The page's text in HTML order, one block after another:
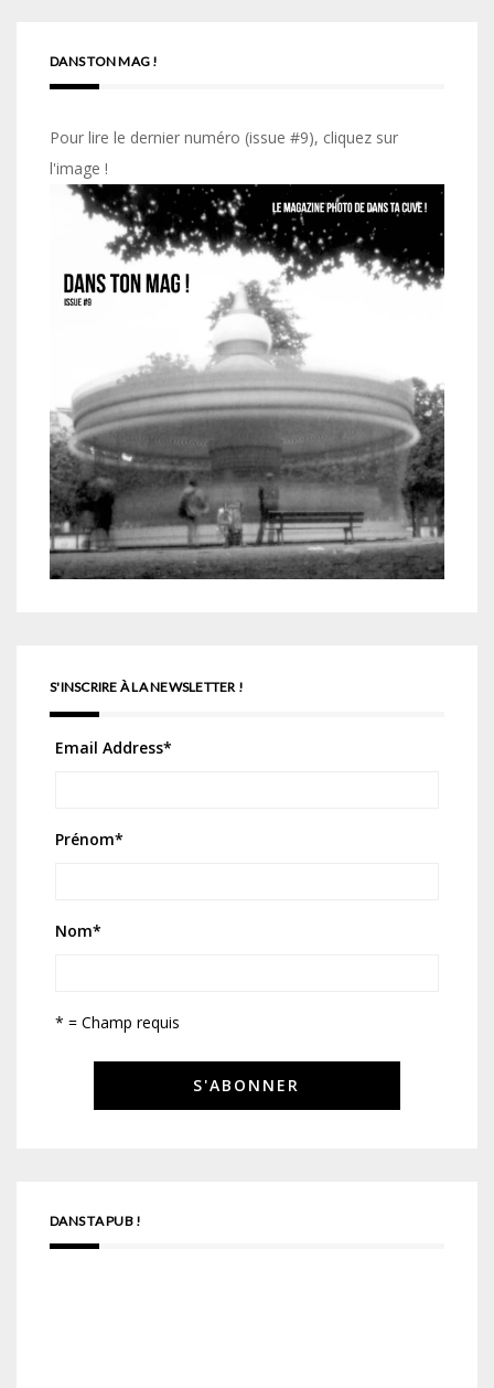
DANS TON MAG !
Pour lire le dernier numéro (issue #9), cliquez sur
l'image !
S'INSCRIRE À LA NEWSLETTER !
Email Address*
Prénom*
Nom*
* = Champ requis
DANS TA PUB !